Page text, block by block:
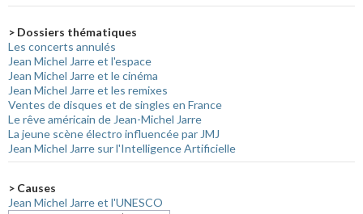
> Dossiers thématiques
Les concerts annulés
Jean Michel Jarre et l'espace
Jean Michel Jarre et le cinéma
Jean Michel Jarre et les remixes
Ventes de disques et de singles en France
Le rêve américain de Jean-Michel Jarre
La jeune scène électro influencée par JMJ
Jean Michel Jarre sur l'Intelligence Artificielle
> Causes
Jean Michel Jarre et l'UNESCO